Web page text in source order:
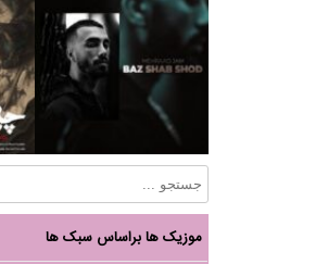
موزیک ها براساس سبک ها